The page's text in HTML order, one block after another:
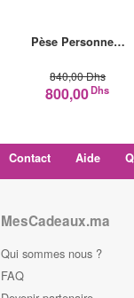
Pèse Personne…
840,00 Dhs
800,00Dhs
Contact Aide
MesCadeaux.ma
Qui sommes nous ?
FAQ